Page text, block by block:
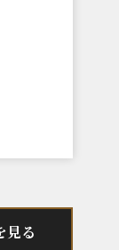
見る